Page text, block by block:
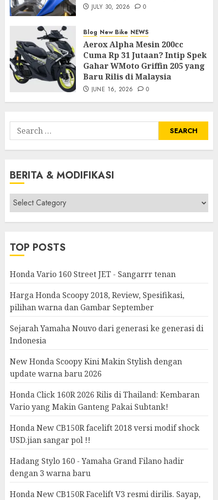
JULY 30, 2026 0
Blog New Bike NEWS
Aerox Alpha Mesin 200cc
Cuma Rp 31 Jutaan? Intip Spek
Gahar WMoto Griffin 205 yang
Baru Rilis di Malaysia
JUNE 16, 2026 0
Search
for:
BERITA & MODIFIKASI
Berita
&
Modifikasi
TOP POSTS
Honda Vario 160 Street JET - Sangarrr tenan
Harga Honda Scoopy 2018, Review, Spesifikasi,
pilihan warna dan Gambar September
Sejarah Yamaha Nouvo dari generasi ke generasi di
Indonesia
New Honda Scoopy Kini Makin Stylish dengan
update warna baru 2026
Honda Click 160R 2026 Rilis di Thailand: Kembaran
Vario yang Makin Ganteng Pakai Subtank!
Honda New CB150R facelift 2018 versi modif shock
USD.jian sangar pol !!
Hadang Stylo 160 - Yamaha Grand Filano hadir
dengan 3 warna baru
Honda New CB150R Facelift V3 resmi dirilis. Sayap,